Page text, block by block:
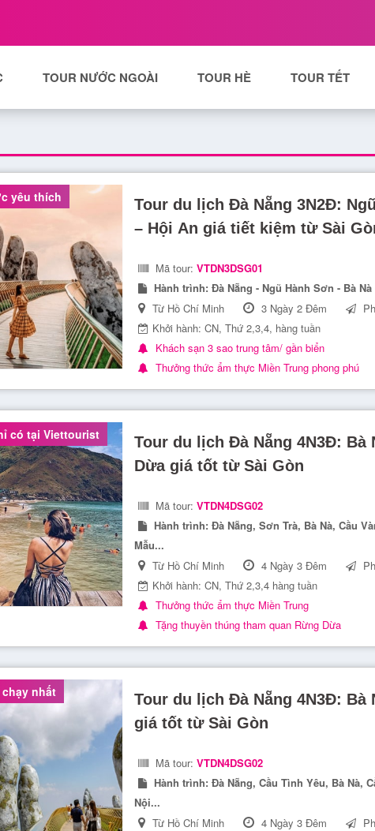
TOUR NƯỚC NGOÀI TOUR HÈ TOUR TẾT
yêu thích
Tour du lịch Đà Nẵng 3N2Đ:
– Hội An giá tiết kiệm từ Sài
Mã tour: VTDN3DSG01
Hành trình: Đà Nẵng - Ngũ Hành Sơn - Bà
Từ Hồ Chí Minh
3 Ngày 2 Đêm
Khởi hành: CN, Thứ 2,3,4, hàng tuần
Khách sạn 3 sao trung tâm/ gần biển
Thưởng thức ẩm thực Miền Trung phong phú
có tại Viettourist
Tour du lịch Đà Nẵng 4N3Đ: Bà
Dừa giá tốt từ Sài Gòn
Mã tour: VTDN4DSG02
Hành trình: Đà Nẵng, Sơn Trà, Bà Nà, Cầu
Mẫu...
Từ Hồ Chí Minh
4 Ngày 3 Đêm
Khởi hành: CN, Thứ 2,3,4 hàng tuần
Thưởng thức ẩm thực Miền Trung
Tặng thuyền thúng tham quan Rừng Dừa
nhất
Tour du lịch Đà Nẵng 4N3Đ: Bà
giá tốt từ Sài Gòn
Mã tour: VTDN4DSG02
Hành trình: Đà Nẵng, Cầu Tình Yêu, Bà Nà,
Nội...
Từ Hồ Chí Minh
4 Ngày 3 Đêm